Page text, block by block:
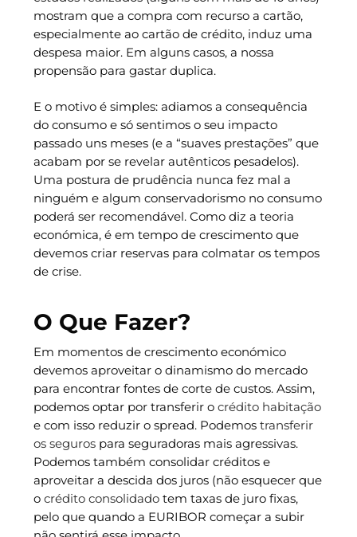
mostram que a compra com recurso a cartão,
especialmente ao cartão de crédito, induz uma
despesa maior. Em alguns casos, a nossa
propensão para gastar duplica.
E o motivo é simples: adiamos a consequência
do consumo e só sentimos o seu impacto
passado uns meses (e a “suaves prestações” que
acabam por se revelar autênticos pesadelos).
Uma postura de prudência nunca fez mal a
ninguém e algum conservadorismo no consumo
poderá ser recomendável. Como diz a teoria
económica, é em tempo de crescimento que
devemos criar reservas para colmatar os tempos
de crise.
O Que Fazer?
Em momentos de crescimento económico
devemos aproveitar o dinamismo do mercado
para encontrar fontes de corte de custos. Assim,
podemos optar por transferir o crédito habitação
e com isso reduzir o spread. Podemos transferir
os segurospara seguradoras mais agressivas.
Podemos também consolidar créditos e
aproveitar a descida dos juros (não esquecer que
o crédito consolidadotem taxas de juro fixas,
pelo que quando a EURIBOR começar a subir